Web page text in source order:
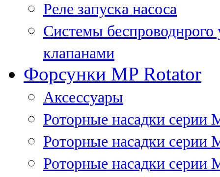
Реле запуска насоса
Системы
клапанами
Форсунки MP Rotator
Аксессуары
Роторные насадки серии
Роторные насадки серии
Роторные насадки серии